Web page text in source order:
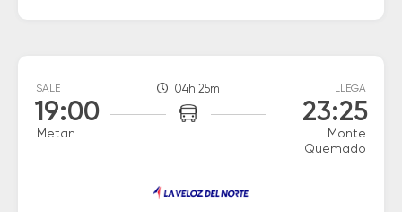
SALE
19:00
Metan
04h 25m LLEGA
23:25
Monte
Quemado